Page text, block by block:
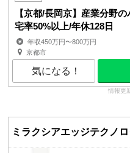
【京都/長岡京】産業分野
宅率50%以上/年休128日
年収450万円〜800万円
京都市
気になる！
情報更
ミラクシアエッジテクノ